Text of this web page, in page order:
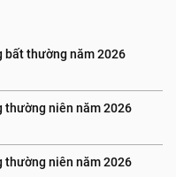
bất thường năm 2026
thường niên năm 2026
thường niên năm 2026